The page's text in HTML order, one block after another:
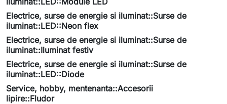
Electrice, surse de energie si iluminat::Surse de
iluminat::LED::Neon flex
Electrice, surse de energie si iluminat::Surse de
iluminat::Iluminat festiv
Electrice, surse de energie si iluminat::Surse de
iluminat::LED::Diode
Service, hobby, mentenanta::Accesorii
lipire::Fludor